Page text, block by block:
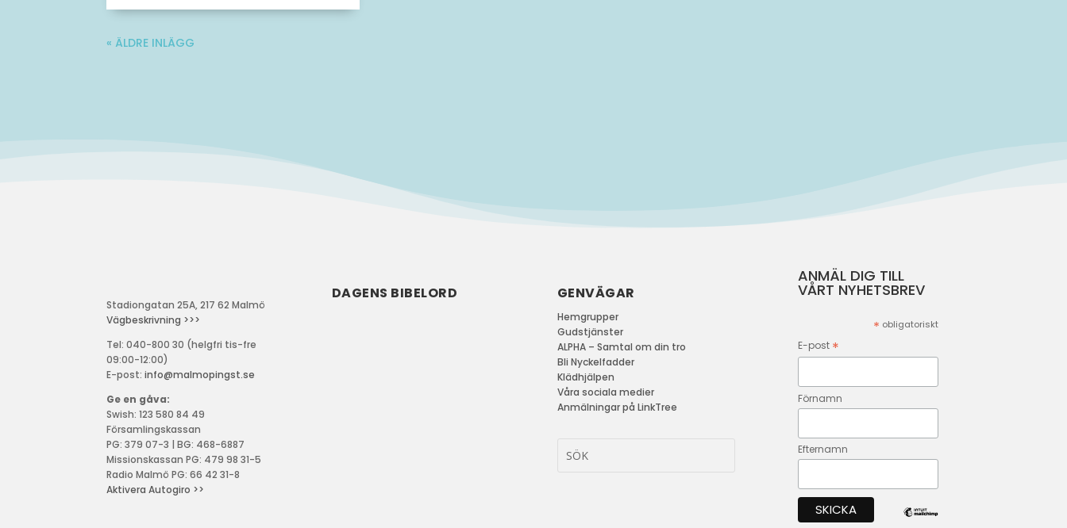
« ÄLDRE INLÄGG
Stadiongatan 25A, 217 62 Malmö
Vägbeskrivning >>>
Tel: 040-800 30 (helgfri tis-fre
09:00-12:00)
E-post:info@malmopingst.se
Ge en gåva:
Swish: 123 580 84 49
Församlingskassan
PG: 379 07-3 | BG: 468-6887
Missionskassan PG: 479 98 31-5
Radio Malmö PG: 66 42 31-8
Aktivera Autogiro >>
DAGENS BIBELORD GENVÄGAR
Hemgrupper
Gudstjänster
ALPHA – Samtal om din tro
Bli Nyckelfadder
Klädhjälpen
Våra sociala medier
Anmälningar på LinkTree
ANMÄL DIG TILL
VÅRT NYHETSBREV
* obligatoriskt
E-post *
Förnamn
Efternamn